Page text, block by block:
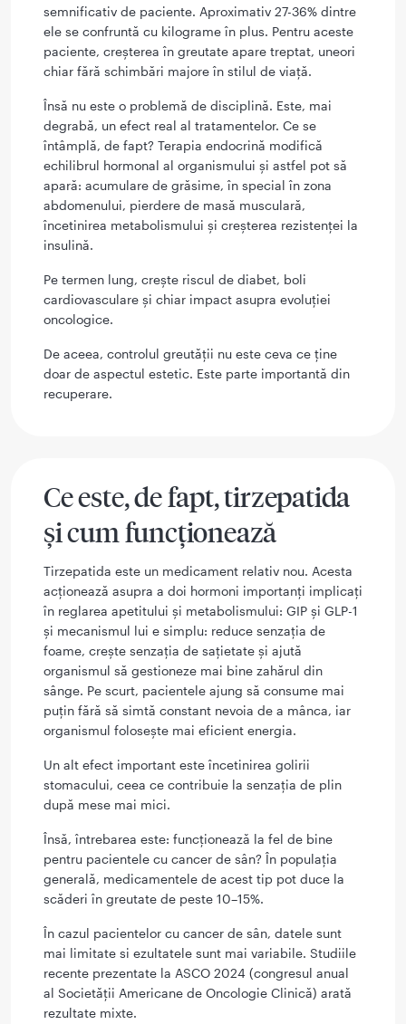
semnificativ de paciente. Aproximativ 27-36% dintre
ele se confruntă cu kilograme în plus. Pentru aceste
paciente, creșterea în greutate apare treptat, uneori
chiar fără schimbări majore în stilul de viață.
Însă nu este o problemă de disciplină. Este, mai
degrabă, un efect real al tratamentelor. Ce se
întâmplă, de fapt? Terapia endocrină modifică
echilibrul hormonal al organismului și astfel pot să
apară: acumulare de grăsime, în special în zona
abdomenului, pierdere de masă musculară,
încetinirea metabolismului și creșterea rezistenței la
insulină.
Pe termen lung, crește riscul de diabet, boli
cardiovasculare și chiar impact asupra evoluției
oncologice.
De aceea, controlul greutății nu este ceva ce ține
doar de aspectul estetic. Este parte importantă din
recuperare.
Ce este, de fapt, tirzepatida
și cum funcționează
Tirzepatida este un medicament relativ nou. Acesta
acționează asupra a doi hormoni importanți implicați
în reglarea apetitului și metabolismului: GIP și GLP-1
și mecanismul lui e simplu: reduce senzația de
foame, crește senzația de sațietate și ajută
organismul să gestioneze mai bine zahărul din
sânge. Pe scurt, pacientele ajung să consume mai
puțin fără să simtă constant nevoia de a mânca, iar
organismul folosește mai eficient energia.
Un alt efect important este încetinirea golirii
stomacului, ceea ce contribuie la senzația de plin
după mese mai mici.
Însă, întrebarea este: funcționează la fel de bine
pentru pacientele cu cancer de sân? În populația
generală, medicamentele de acest tip pot duce la
scăderi în greutate de peste 10–15%.
În cazul pacientelor cu cancer de sân, datele sunt
mai limitate si ezultatele sunt mai variabile. Studiile
recente prezentate la ASCO 2024 (congresul anual
al Societății Americane de Oncologie Clinică) arată
rezultate mixte.